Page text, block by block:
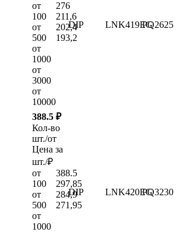
от
100
от
500
от
1000
от
3000
от
10000
276
211,6
202,4
193,2
DIP LNK419EGPQ2625
388.5 ₽
Кол-во
шт./от
Цена за
шт./₽
от
100
от
500
от
1000
388.5
297,85
284,9
271,95
DIP LNK420EGPQ3230